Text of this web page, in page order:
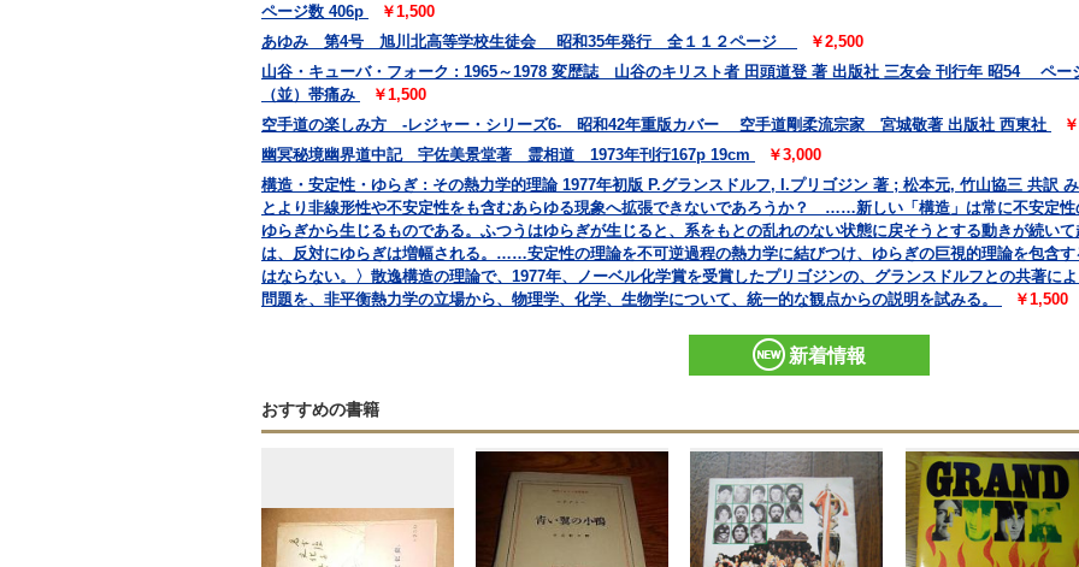
ページ数 406p
￥1,500
あゆみ 第4号 旭川北高等学校生徒会 昭和35年発行 全１１２ページ
￥2,500
山谷・キューバ・フォーク : 1965～1978 変歴誌 山谷のキリスト者 田頭道登 著 出版社 三友会 刊行年 昭54 ペー
（並）帯痛み
￥1,500
空手道の楽しみ方 -レジャー・シリーズ6- 昭和42年重版カバー 空手道剛柔流宗家 宮城敬著 出版社 西東社
幽冥秘境幽界道中記 宇佐美景堂著 霊相道 1973年刊行167p 19cm
￥3,000
構造・安定性・ゆらぎ : その熱力学的理論 1977年初版 P.グランスドルフ, I.プリゴジン 著 ; 松本元, 竹山協三 共訳
とより非線形性や不安定性をも含むあらゆる現象へ拡張できないであろうか？ ……新しい「構造」は常に不安定性
ゆらぎから生じるものである。ふつうはゆらぎが生じると、系をもとの乱れのない状態に戻そうとする動きが続い
は、反対にゆらぎは増幅される。……安定性の理論を不可逆過程の熱力学に結びつけ、ゆらぎの巨視的理論を包含
はならない。〉散逸構造の理論で、1977年、ノーベル化学賞を受賞したプリゴジンの、グランスドルフとの共著に
問題を、非平衡熱力学の立場から、物理学、化学、生物学について、統一的な観点からの説明を試みる。
￥1,500
新着情報
おすすめの書籍